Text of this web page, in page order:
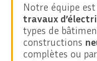
Notre équipe est
travaux
types de
constructions
complètes ou